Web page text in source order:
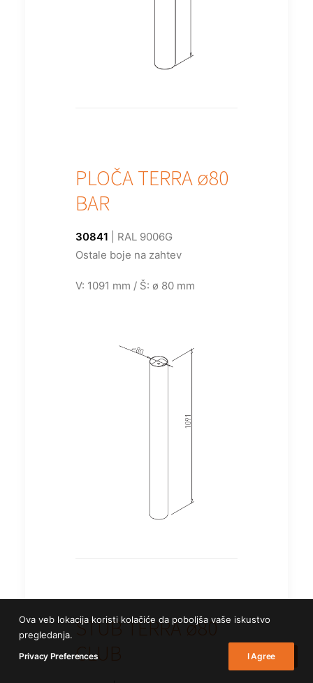
PLOČA TERRA ø80
BAR
30841 | RAL 9006G
Ostale boje na zahtev
V: 1091 mm / Š: ø 80 mm
STUB TERRA ø80
CLUB
Ova veb lokacija koristi kolačiće da poboljša vaše iskustvo
pregledanja.
Privacy Preferences I Agree